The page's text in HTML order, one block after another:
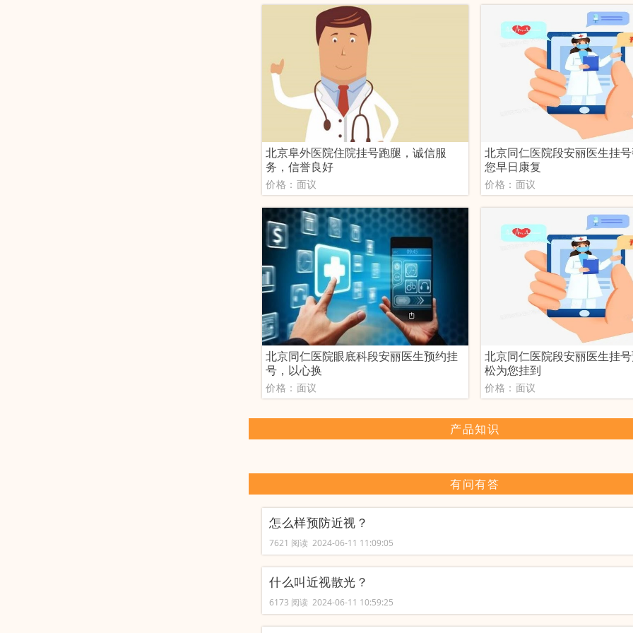
北京阜外医院住院挂号跑腿，诚信服
务，信誉良好
价格：面议
北京同仁医院段安丽医生挂
您早日康复
价格：面议
北京同仁医院眼底科段安丽医生预约挂
号，以心换
价格：面议
北京同仁医院段安丽医生挂
松为您挂到
价格：面议
产品知识
有问有答
怎么样预防近视？
7621 阅读 2024-06-11 11:09:05
什么叫近视散光？
6173 阅读 2024-06-11 10:59:25